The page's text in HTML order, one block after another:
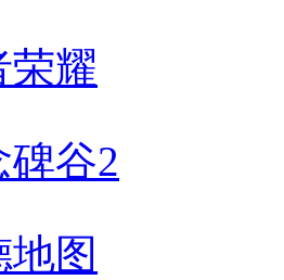
荣耀
碑谷2
地图